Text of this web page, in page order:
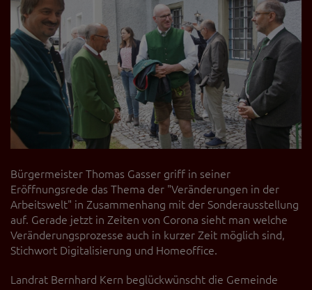
Bürgermeister Thomas Gasser griff in seiner
Eröffnungsrede das Thema der "Veränderungen in der
Arbeitswelt" in Zusammenhang mit der Sonderausstellung
auf. Gerade jetzt in Zeiten von Corona sieht man welche
Veränderungsprozesse auch in kurzer Zeit möglich sind,
Stichwort Digitalisierung und Homeoffice.
Landrat Bernhard Kern beglückwünscht die Gemeinde